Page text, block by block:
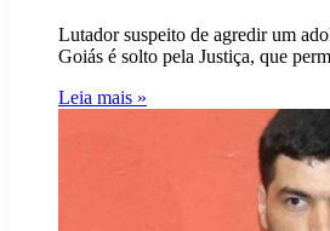
Lutador suspeito de agredir um
Goiás é solto pela Justiça, que
Leia mais »